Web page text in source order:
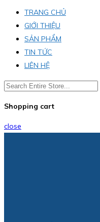
TRANG CHỦ
GIỚI THIỆU
SẢN PHẨM
TIN TỨC
LIÊN HỆ
Shopping cart
close